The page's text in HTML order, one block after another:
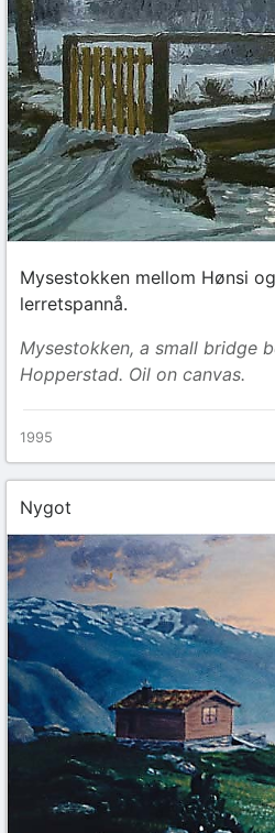
Mysestokken mellom Hønsi
lerretspannå.
Mysestokken, a small bridge
Hopperstad. Oil on canvas.
1995
Nygot